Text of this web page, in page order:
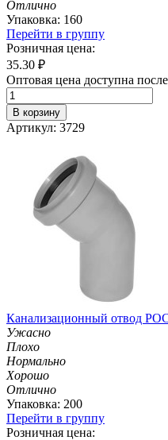
Отлично
Упаковка: 160
Перейти в группу
Розничная цена:
35.30 ₽
Оптовая цена доступна
В корзину
Артикул: 3729
Канализационный отвод
Ужасно
Плохо
Нормально
Хорошо
Отлично
Упаковка: 200
Перейти в группу
Розничная цена: